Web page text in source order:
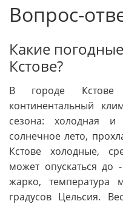
Вопрос-
Какие
Кстове?
В городе Кстове
континентальный
сезона: холодная
солнечное лето,
Кстове холодные,
может опускаться до
жарко, температура
градусов Цельсия.